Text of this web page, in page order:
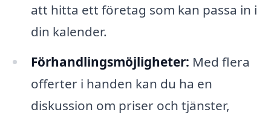
att hitta ett företag som kan passa in i
din kalender.
Förhandlingsmöjligheter: Med flera
offerter i handen kan du ha en
diskussion om priser och tjänster,